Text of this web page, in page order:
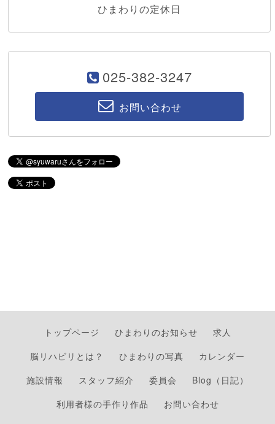
ひまわりの定休日
025-382-3247
お問い合わせ
トップページ ひまわりのお知らせ
求人
脳リハビリとは？
ひまわりの写真
カレンダー
施設情報
スタッフ紹介 委員会
Blog（日記）
利用者様の手作り作品
お問い合わせ